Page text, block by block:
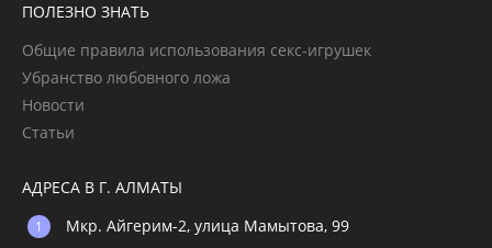
ПОЛЕЗНО ЗНАТЬ
Общие правила использования секс-игрушек
Убранство любовного ложа
Новости
Статьи
АДРЕСА В Г. АЛМАТЫ
Мкр. Айгерим-2, улица Мамытова, 99